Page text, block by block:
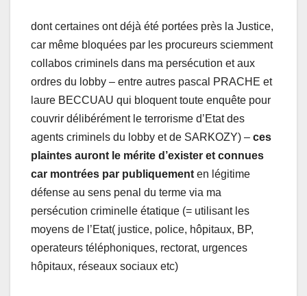
dont certaines ont déjà été portées près la Justice,
car même bloquées par les procureurs sciemment
collabos criminels dans ma persécution et aux
ordres du lobby – entre autres pascal PRACHE et
laure BECCUAU qui bloquent toute enquête pour
couvrir délibérément le terrorisme d’Etat des
agents criminels du lobby et de SARKOZY) – ces
plaintes auront le mérite d’exister et connues
car montrées par publiquement en légitime
défense au sens penal du terme via ma
persécution criminelle étatique (= utilisant les
moyens de l’Etat( justice, police, hôpitaux, BP,
operateurs téléphoniques, rectorat, urgences
hôpitaux, réseaux sociaux etc)